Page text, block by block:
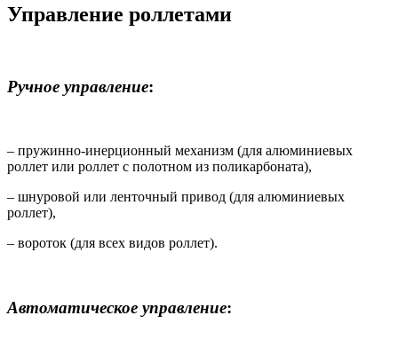
Управление роллетами
Ручное управление:
– пружинно-инерционный механизм (для алюминиевых
роллет или роллет с полотном из поликарбоната),
– шнуровой или ленточный привод (для алюминиевых
роллет),
– вороток (для всех видов роллет).
Автоматическое управление: